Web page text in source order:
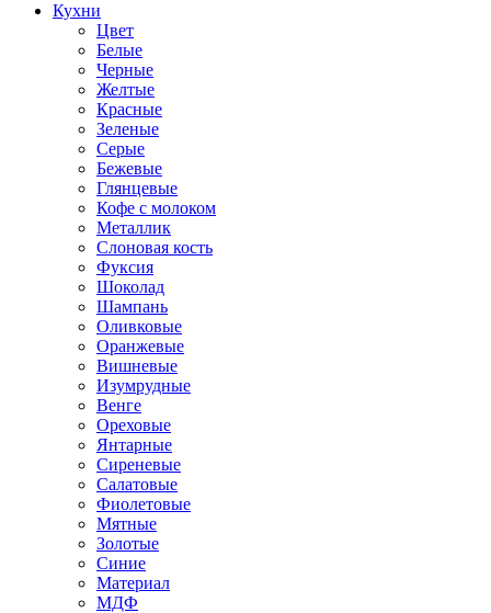
Кухни
Цвет
Белые
Черные
Желтые
Красные
Зеленые
Серые
Бежевые
Глянцевые
Кофе с молоком
Металлик
Слоновая кость
Фуксия
Шоколад
Шампань
Оливковые
Оранжевые
Вишневые
Изумрудные
Венге
Ореховые
Янтарные
Сиреневые
Салатовые
Фиолетовые
Мятные
Золотые
Синие
Материал
МДФ